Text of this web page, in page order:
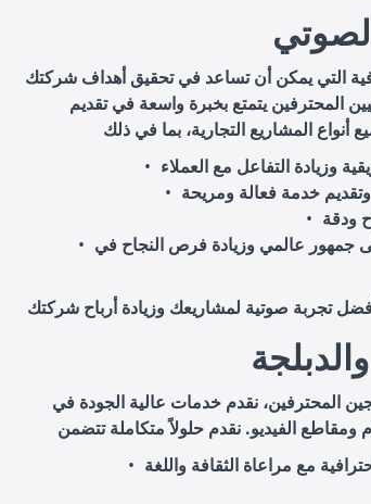
التي يمكن أن تساعد في تحقيق أهداف شركتك
المحترفين يتمتع بخبرة واسعة في تقديم
جمهور عالمي وزيادة فرص النجاح في
المحترفين، نقدم خدمات عالية الجودة في
مع مراعاة الثقافة واللغة